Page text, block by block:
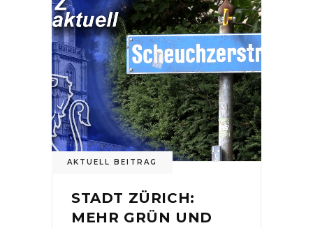
AKTUELL BEITRAG
STADT ZÜRICH:
MEHR GRÜN UND